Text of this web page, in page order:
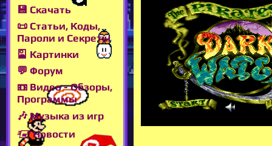
💾 Скачать
📜 Статьи, Коды,
Пароли и Секреты
🎴 Картинки
💬 Форум
📼 Видео - Обзоры,
Программы
🎶 Музыка из игр
🖅 Новости